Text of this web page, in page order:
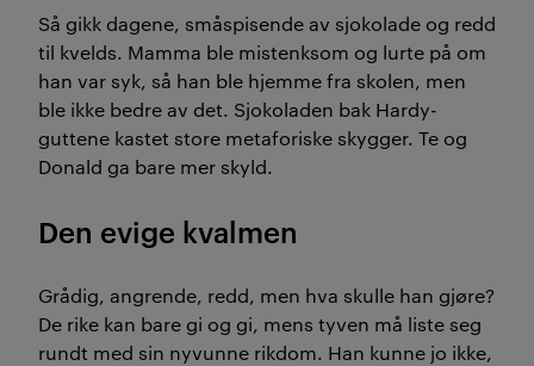
Så gikk dagene, småspisende av sjokolade og redd
til kvelds. Mamma ble mistenksom og lurte på om
han var syk, så han ble hjemme fra skolen, men
ble ikke bedre av det. Sjokoladen bak Hardy-
guttene kastet store metaforiske skygger. Te og
Donald ga bare mer skyld.
Den evige kvalmen
Grådig, angrende, redd, men hva skulle han gjøre?
De rike kan bare gi og gi, mens tyven må liste seg
rundt med sin nyvunne rikdom. Han kunne jo ikke,